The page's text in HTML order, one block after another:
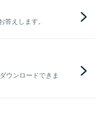
えします。
ウンロードできま